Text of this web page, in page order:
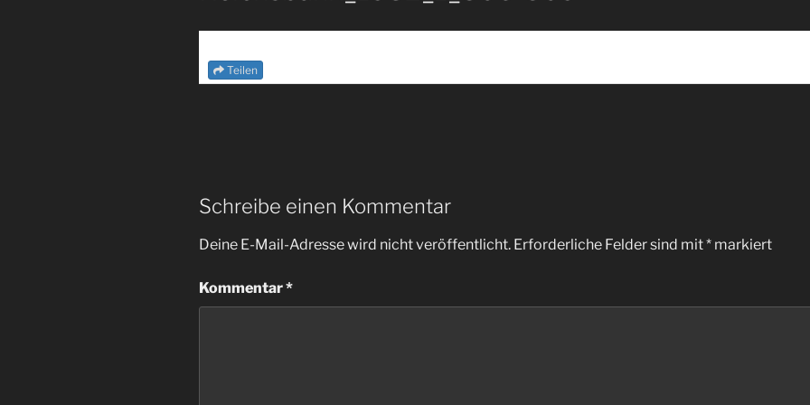
Teilen
Schreibe einen Kommentar
Deine E-Mail-Adresse wird nicht veröffentlicht. Erforderliche Felder sind mit* markiert
Kommentar*